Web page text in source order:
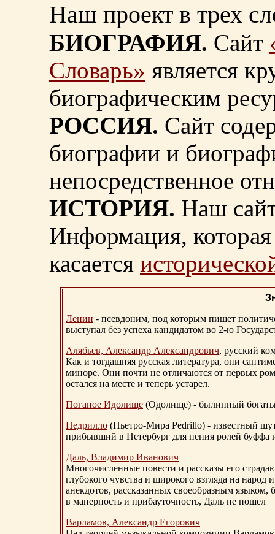
Наш проект в трех
БИОГРАФИЯ. Сайт
Словарь» является
биографическим
РОССИЯ. Сайт
биографии и
непосредственное
ИСТОРИЯ. Наш
Информация, которая
касается
Ленин - псевдоним, под которым пишет
выступал без успеха кандидатом во 2-ю
Алябьев, Александр Александрович, русский
Как и тогдашняя русская литература, они
миноре. Они почти не отличаются от первых
остался на месте и теперь устарел.
Поганое Идолище (Одолище) - былинный
Педрилло (Пьетро-Мира Pedrillo) - известный
прибывший в Петербург для пения ролей буффа
Даль, Владимир Иванович
Многочисленные повести и рассказы его
глубокого чувства и широкого взгляда на
анекдотов, рассказанных своеобразным
в манерность и прибауточность, Даль не пошел
Варламов, Александр Егорович